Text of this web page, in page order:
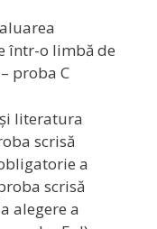
într-o limbă de
proba C
literatura
scrisă
a
scrisă
alegere a